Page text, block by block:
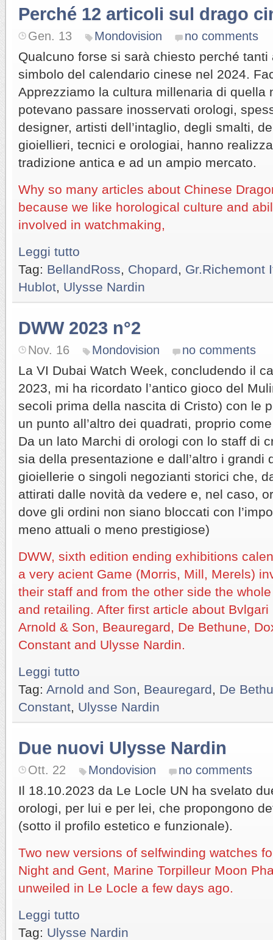
Perché 12 articoli sul drago
Gen. 13 Mondovision no comments
Qualcuno forse si sarà chiesto perché
simbolo del calendario cinese nel 2024.
Apprezziamo la cultura millenaria di quella
potevano passare inosservati orologi,
designer, artisti dell’intaglio, degli smalti,
gioiellieri, tecnici e orologiai, hanno
tradizione antica e ad un ampio mercato.
Why so many articles about Chinese
because we like horological culture and
involved in watchmaking,
Leggi tutto
Tag: BellandRoss Chopard
Gr.Richemont
Hublot Ulysse Nardin
DWW 2023 n°2
Nov. 16 Mondovision no comments
La VI Dubai Watch Week, concludendo il
2023, mi ha ricordato l’antico gioco del
secoli prima della nascita di Cristo) con le
un punto all’altro dei quadrati, proprio
Da un lato Marchi di orologi con lo staff di
sia della presentazione e dall’altro i grandi
gioiellerie o singoli negozianti storici che,
attirati dalle novità da vedere e, nel caso,
dove gli ordini non siano bloccati con
meno attuali o meno prestigiose)
DWW, sixth edition ending exhibitions
a very acient Game (Morris, Mill, Merels)
their staff and from the other side the
and retailing. After first article about
Arnold & Son, Beauregard, De Bethune,
Constant and Ulysse Nardin.
Leggi tutto
Tag: Arnold and Son Beauregard
De
Constant Ulysse Nardin
Due nuovi Ulysse Nardin
Ott. 22 Mondovision no comments
Il 18.10.2023 da Le Locle UN ha svelato
orologi, per lui e per lei, che propongono
(sotto il profilo estetico e funzionale).
Two new versions of selfwinding watches
Night and Gent, Marine Torpilleur Moon
unweiled in Le Locle a few days ago.
Leggi tutto
Tag: Ulysse Nardin